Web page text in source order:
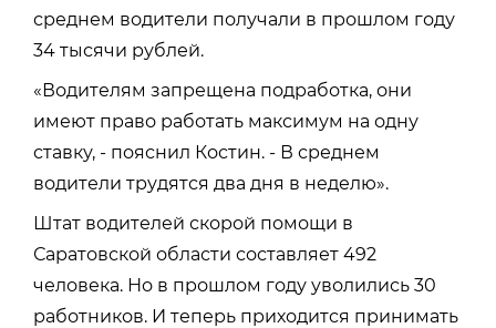
среднем водители получали в прошлом году
34 тысячи рублей.
«Водителям запрещена подработка, они
имеют право работать максимум на одну
ставку, - пояснил Костин. - В среднем
водители трудятся два дня в неделю».
Штат водителей скорой помощи в
Саратовской области составляет 492
человека. Но в прошлом году уволились 30
работников. И теперь приходится принимать